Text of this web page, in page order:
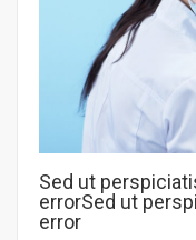
Sed ut
errorSed ut
error